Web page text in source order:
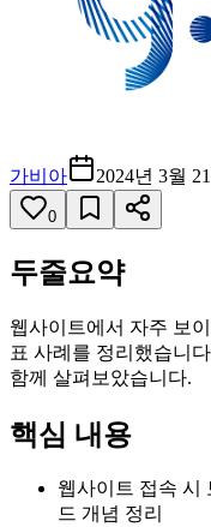
가비아 2024년 3월
0
두줄요약
웹사이트에서 자주 보
표 사례를 정리했습니
함께 살펴보았습니다.
핵심 내용
웹사이트 접속 시
드 개념 정리